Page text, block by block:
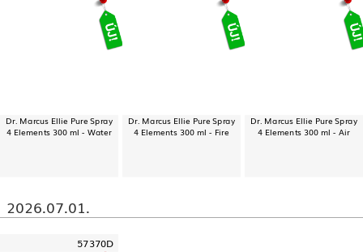
Dr. Marcus Ellie Pure Spray
4 Elements 300 ml - Water
Dr. Marcus Ellie Pure Spray
4 Elements 300 ml - Fire
Dr. Marcus Ellie Pure Spray
4 Elements 300 ml - Air
2026.07.01.
57370D